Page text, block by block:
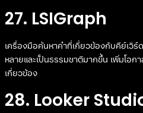
27. LSIGraph
เครื่องมือค้นหาคำที่เกี่ยวข้องกับคีย์เวิร์
หลายและเป็นธรรมชาติมากขึ้น เพิ่มโอ
เกี่ยวข้อง
28. Looker